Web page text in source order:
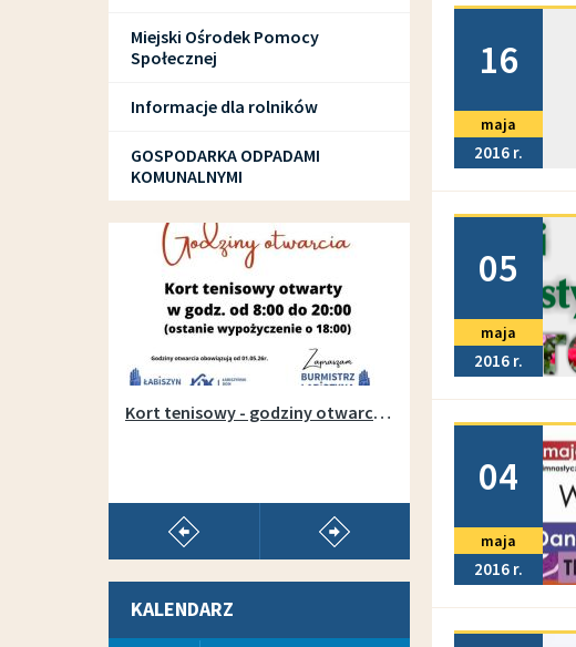
Miejski Ośrodek Pomocy
Społecznej
Informacje dla rolników
GOSPODARKA ODPADAMI
KOMUNALNYMI
SPORT I REKREACJA
pokaż poprzedni artykułpokaż następny artykuł
Kort tenisowy - godziny otwarcia w sezonie 2026
KALENDARZ
16
maja
2016
05
maja
2016
04
maja
2016